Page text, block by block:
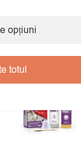
opțiuni
totul